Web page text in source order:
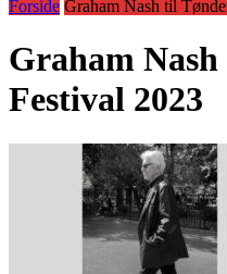
Forside Graham Nash til
Graham
Festival 2023